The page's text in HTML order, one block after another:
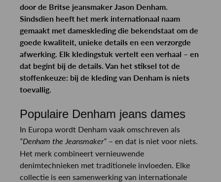
door de Britse jeansmaker Jason Denham.
Sindsdien heeft het merk internationaal naam
gemaakt met dameskleding die bekendstaat om de
goede kwaliteit, unieke details en een verzorgde
afwerking. Elk kledingstuk vertelt een verhaal – en
dat begint bij de details. Van het stiksel tot de
stoffenkeuze: bij de kleding van Denham is niets
toevallig.
Populaire Denham jeans dames
In Europa wordt Denham vaak omschreven als
“Denham the Jeansmaker” – en dat is niet voor niets.
Het merk combineert vernieuwende
denimtechnieken met traditionele invloeden. Elke
collectie is een samenwerking van internationale